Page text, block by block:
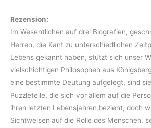
Rezension:
Im Wesentlichen auf drei Biografien,
Herren, die Kant zu unterschiedlichen
Lebens gekannt haben, stützt sich unser
vielschichtigen Philosophen aus
eine bestimmte Deutung aufgelegt, sind
Puzzleteile, die sich vor allem auf die
ihren letzten Lebensjahren bezieht, doch
Sichtweisen auf die Rolle des Menschen,